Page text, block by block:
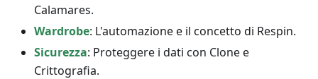
Calamares.
Wardrobe: L'automazione e il concetto di Respin.
Sicurezza: Proteggere i dati con Clone e
Crittografia.